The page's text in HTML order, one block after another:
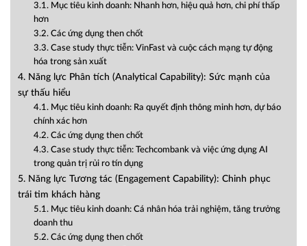
3.1. Mục tiêu kinh doanh: Nhanh hơn, hiệu quả hơn, chi phí thấp
hơn
3.2. Các ứng dụng then chốt
3.3. Case study thực tiễn: VinFast và cuộc cách mạng tự động
hóa trong sản xuất
4. Năng lực Phân tích (Analytical Capability): Sức mạnh của
sự thấu hiểu
4.1. Mục tiêu kinh doanh: Ra quyết định thông minh hơn, dự báo
chính xác hơn
4.2. Các ứng dụng then chốt
4.3. Case study thực tiễn: Techcombank và việc ứng dụng AI
trong quản trị rủi ro tín dụng
5. Năng lực Tương tác (Engagement Capability): Chinh phục
trái tim khách hàng
5.1. Mục tiêu kinh doanh: Cá nhân hóa trải nghiệm, tăng trưởng
doanh thu
5.2. Các ứng dụng then chốt